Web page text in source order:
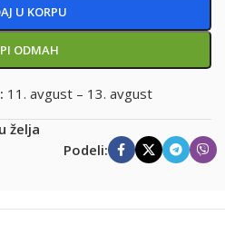
U KORPU
ODMAH
11. avgust – 13. avgust
želja
Podeli: